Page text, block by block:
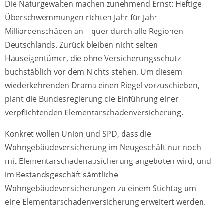
Die Naturgewalten machen zunehmend Ernst: Heftige
Überschwemmungen richten Jahr für Jahr
Milliardenschäden an – quer durch alle Regionen
Deutschlands. Zurück bleiben nicht selten
Hauseigentümer, die ohne Versicherungsschutz
buchstäblich vor dem Nichts stehen. Um diesem
wiederkehrenden Drama einen Riegel vorzuschieben,
plant die Bundesregierung die Einführung einer
verpflichtenden Elementarschadenversicherung.
Konkret wollen Union und SPD, dass die
Wohngebäudeversicherung im Neugeschäft nur noch
mit Elementarschadenabsicherung angeboten wird, und
im Bestandsgeschäft sämtliche
Wohngebäudeversicherungen zu einem Stichtag um
eine Elementarschadenversicherung erweitert werden.